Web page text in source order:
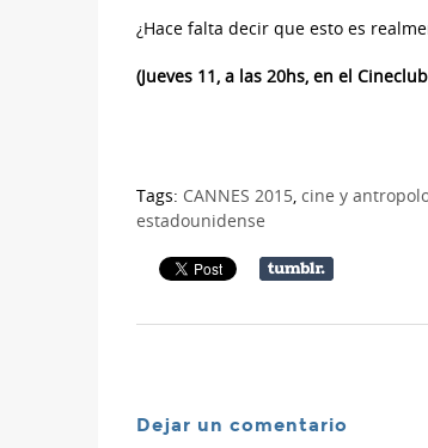
¿Hace falta decir que esto es
(Jueves 11, a las 20hs, en el
Tags: CANNES 2015, cine y
estadounidense
Dejar un comentario